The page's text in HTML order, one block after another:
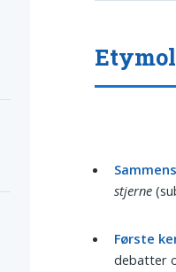
stjerne
Første
debatter